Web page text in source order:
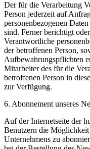
Der für die Verarbeitung
Person jederzeit auf
personenbezogenen
sind. Ferner berichtigt
Verantwortliche
der betroffenen Person,
Aufbewahrungspflichten
Mitarbeiter des für die
betroffenen Person in
zur Verfügung.
6. Abonnement unseres
Auf der Internetseite der
Benutzern die Möglichkeit
Unternehmens zu